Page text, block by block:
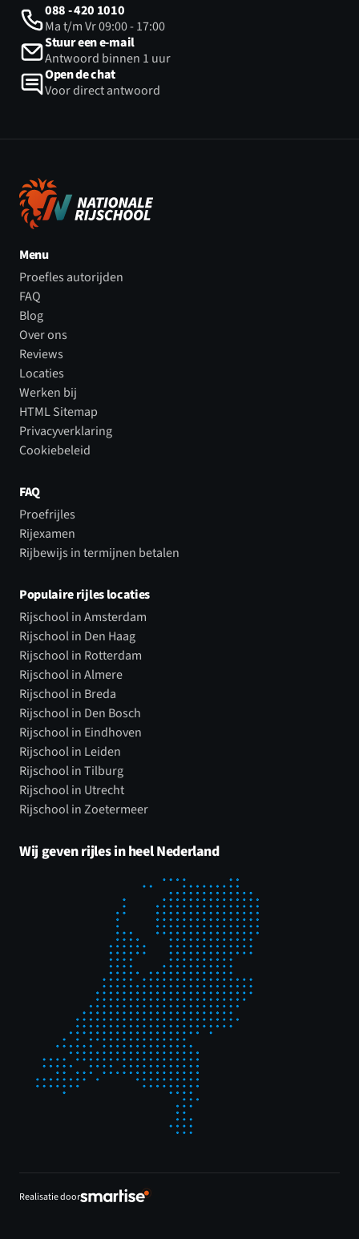
088 - 420 1010
Ma t/m Vr 09:00 - 17:00
Stuur een e-mail
Antwoord binnen 1 uur
Open de chat
Voor direct antwoord
Menu
Proefles autorijden
FAQ
Blog
Over ons
Reviews
Locaties
Werken bij
HTML Sitemap
Privacyverklaring
Cookiebeleid
FAQ
Proefrijles
Rijexamen
Rijbewijs in termijnen betalen
Populaire rijles locaties
Rijschool in Amsterdam
Rijschool in Den Haag
Rijschool in Rotterdam
Rijschool in Almere
Rijschool in Breda
Rijschool in Den Bosch
Rijschool in Eindhoven
Rijschool in Leiden
Rijschool in Tilburg
Rijschool in Utrecht
Rijschool in Zoetermeer
Wij geven rijles in heel Nederland
Realisatie door